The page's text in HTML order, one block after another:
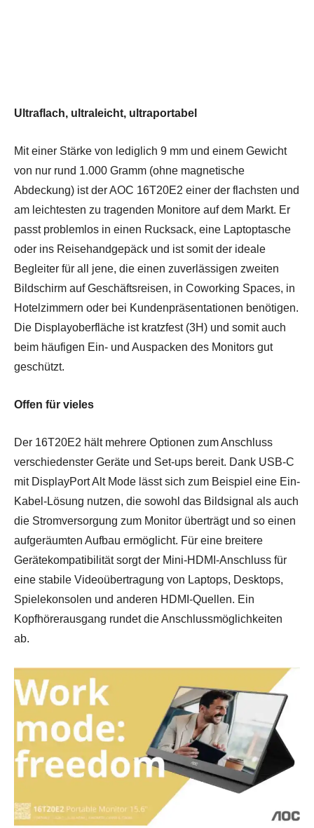
Ultraflach, ultraleicht, ultraportabel
Mit einer Stärke von lediglich 9 mm und einem Gewicht
von nur rund 1.000 Gramm (ohne magnetische
Abdeckung) ist der AOC 16T20E2 einer der flachsten und
am leichtesten zu tragenden Monitore auf dem Markt. Er
passt problemlos in einen Rucksack, eine Laptoptasche
oder ins Reisehandgepäck und ist somit der ideale
Begleiter für all jene, die einen zuverlässigen zweiten
Bildschirm auf Geschäftsreisen, in Coworking Spaces, in
Hotelzimmern oder bei Kundenpräsentationen benötigen.
Die Displayoberfläche ist kratzfest (3H) und somit auch
beim häufigen Ein- und Auspacken des Monitors gut
geschützt.
Offen für vieles
Der 16T20E2 hält mehrere Optionen zum Anschluss
verschiedenster Geräte und Set-ups bereit. Dank USB-C
mit DisplayPort Alt Mode lässt sich zum Beispiel eine Ein-
Kabel-Lösung nutzen, die sowohl das Bildsignal als auch
die Stromversorgung zum Monitor überträgt und so einen
aufgeräumten Aufbau ermöglicht. Für eine breitere
Gerätekompatibilität sorgt der Mini-HDMI-Anschluss für
eine stabile Videoübertragung von Laptops, Desktops,
Spielekonsolen und anderen HDMI-Quellen. Ein
Kopfhörerausgang rundet die Anschlussmöglichkeiten
ab.